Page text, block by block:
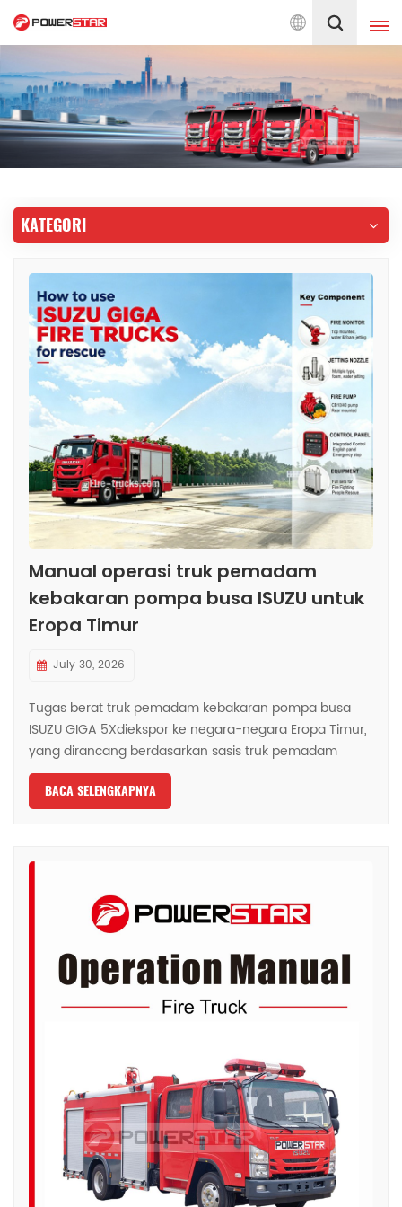
Truk Pemadam Kebakaran Sejak 1990 Indonesia
English français
Deutsch русский
العربية 日本語
한국의
Melayu ไทย
Tiếng Việt Indonesia
中文
Filipino မြန်မာ
српски
KATEGORI
Manual operasi truk pemadam
kebakaran pompa busa ISUZU untuk
Eropa Timur
July 30, 2026
Tugas berat truk pemadam kebakaran pompa busa
ISUZU GIGA 5Xdiekspor ke negara-negara Eropa Timur,
yang dirancang berdasarkan sasis truk pemadam
kebakaran ISUZU GIGA 5X LHD 4x2, menggunakan
model kabin baru ISUZU GIGA Jepang yang sama, kursi
suspensi udara standar dan AC untuk kenyamanan
teknologi ISUZU Jepang model 6HK1-TCG60, 221KW /
dengan transmisi manual FAST 9 percepatan, konsumsi
bahan bakar sangat rendah, standar ban depan
Perlengkapan bodi atas termasuk tangki air 3000L
berbahan baja karbon dan tangki busa 500L berbahan
baja tahan karat #304, tahan lama untuk masa pakai
kebakaran super kuat khusus CB10/40 dengan laju
aliran efisien 40L/s, serta pompa pemadam ganda di
bagian atas perlengkapan bodi tangki, dengan model
PL8/32 dan laju aliran efisien 32L/s. mesin pemadam
kebakaran penyelamatan ISUZU GIGA 300HPdilengkapi
dengan semua peralatan pemadam kebakaran yang
diperlukan, yang merupakan mesin pemadam
BACA SELENGKAPNYA